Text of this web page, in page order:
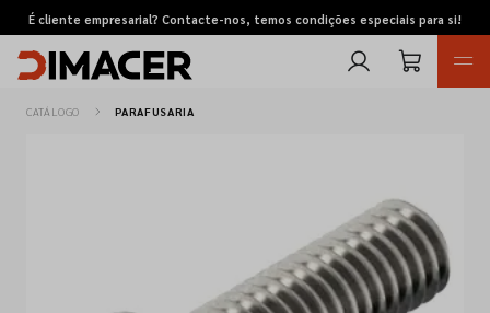
É cliente empresarial? Contacte-nos, temos condições especiais para si!
CATÁLOGO PARAFUSARIA